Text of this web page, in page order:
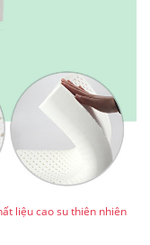
liệu cao su thiên nhiên